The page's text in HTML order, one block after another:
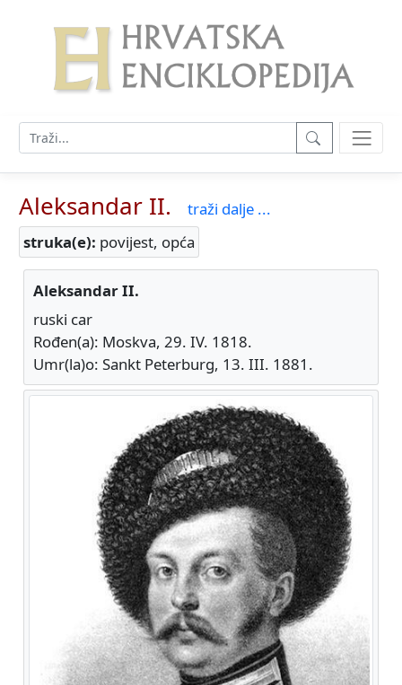
Aleksandar II.
traži dalje ...
struka(e): povijest, opća
Aleksandar II.
ruski car
Rođen(a): Moskva, 29. IV. 1818.
Umr(la)o: Sankt Peterburg, 13. III. 1881.